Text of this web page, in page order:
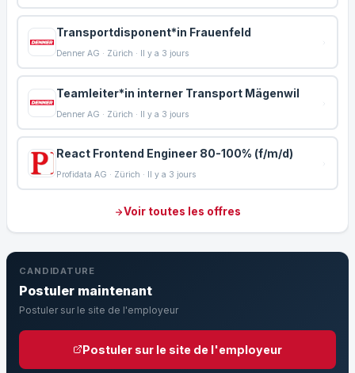
Transportdisponent*in Frauenfeld
Denner AG · Zürich · Il y a 3 jours
Teamleiter*in interner Transport Mägenwil
Denner AG · Zürich · Il y a 3 jours
React Frontend Engineer 80-100% (f/m/d)
Profidata AG · Zürich · Il y a 3 jours
Voir toutes les offres
CANDIDATURE
Postuler maintenant
Postuler sur le site de l'employeur
Postuler sur le site de l'employeur